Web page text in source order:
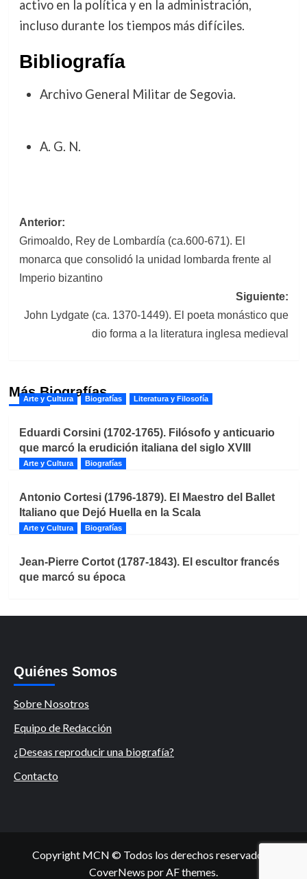
activo en la política y en la administración,
incluso durante los tiempos más difíciles.
Bibliografía
Archivo General Militar de Segovia.
A. G. N.
Navegación
de
entradas
Anterior:
Grimoaldo, Rey de Lombardía (ca.600-671). El
monarca que consolidó la unidad lombarda frente al
Imperio bizantino
Siguiente:
John Lydgate (ca. 1370-1449). El poeta monástico que
dio forma a la literatura inglesa medieval
Más Biografías
Arte y Cultura Biografías Literatura y Filosofía
Eduardi Corsini (1702-1765). Filósofo y anticuario
que marcó la erudición italiana del siglo XVIII
Arte y Cultura Biografías
Antonio Cortesi (1796-1879). El Maestro del Ballet
Italiano que Dejó Huella en la Scala
Arte y Cultura Biografías
Jean-Pierre Cortot (1787-1843). El escultor francés
que marcó su época
Quiénes Somos
Sobre Nosotros
Equipo de Redacción
¿Deseas reproducir una biografía?
Contacto
Copyright MCN © Todos los derechos reservados.
CoverNews por AF themes.